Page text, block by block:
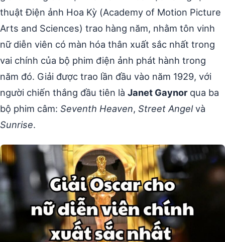
thuật Điện ảnh Hoa Kỳ (Academy of Motion Picture
Arts and Sciences) trao hàng năm, nhằm tôn vinh
nữ diễn viên có màn hóa thân xuất sắc nhất trong
vai chính của bộ phim điện ảnh phát hành trong
năm đó. Giải được trao lần đầu vào năm 1929, với
người chiến thắng đầu tiên là Janet Gaynorqua ba
bộ phim câm: Seventh Heaven, Street Angelvà
Sunrise.